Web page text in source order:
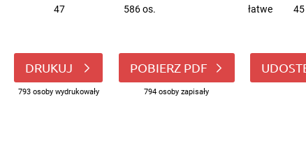
47 586 os. łatwe 45
DRUKUJ
793 osoby wydrukowały
POBIERZ PDF
794 osoby zapisały